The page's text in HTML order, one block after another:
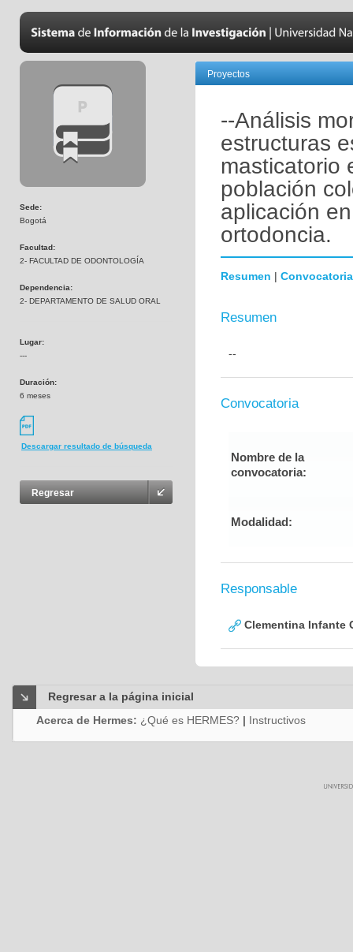
Sede:
Bogotá
Facultad:
2- FACULTAD DE ODONTOLOGÍA
Dependencia:
2- DEPARTAMENTO DE SALUD ORAL
Lugar:
---
Duración:
6 meses
Descargar resultado de búsqueda
Regresar
Proyectos
--Análisis
estructuras
masticatorio
población
aplicación
ortodoncia.
Resumen | Convocatoria
Resumen
--
Convocatoria
Nombre de la
convocatoria:
Modalidad:
Responsable
Clementina Infante
Regresar a la página inicial
Acerca de Hermes: ¿Qué es HERMES? | Instructivos